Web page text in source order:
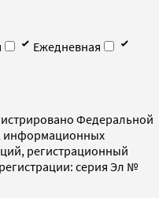
Ежедневная
Федеральной
информационных
регистрационный
серия Эл №